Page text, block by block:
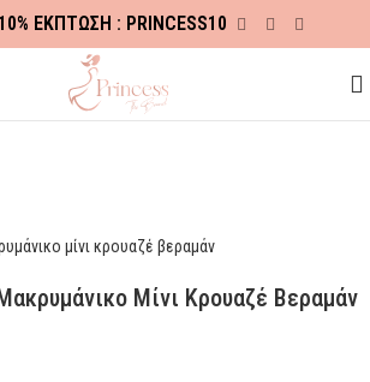
ΕΚΠΤΩΣΗ : PRINCESS10
SPRING-SUMMER
Μίνι Κρουαζέ Βεραμάν